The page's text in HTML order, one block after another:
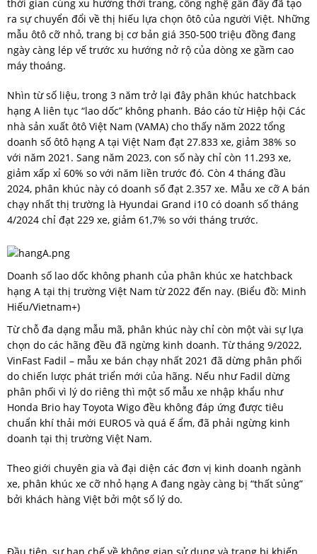
thời gian cùng xu hướng thời trang, công nghệ gần đây đã tạo
ra sự chuyển đổi về thị hiếu lựa chọn ôtô của người Việt. Những
mẫu ôtô cỡ nhỏ, trang bị cơ bản giá 350-500 triệu đồng đang
ngày càng lép vế trước xu hướng nở rộ của dòng xe gầm cao
máy thoáng.
Nhìn từ số liệu, trong 3 năm trở lại đây phân khúc hatchback
hạng A liên tục “lao dốc” không phanh. Báo cáo từ Hiệp hội Các
nhà sản xuất ôtô Việt Nam (VAMA) cho thấy năm 2022 tổng
doanh số ôtô hạng A tại Việt Nam đạt 27.833 xe, giảm 38% so
với năm 2021. Sang năm 2023, con số này chỉ còn 11.293 xe,
giảm xấp xỉ 60% so với năm liền trước đó. Còn 4 tháng đầu
2024, phân khúc này có doanh số đạt 2.357 xe. Mẫu xe cỡ A bán
chạy nhất thị trường là Hyundai Grand i10 có doanh số tháng
4/2024 chỉ đạt 229 xe, giảm 61,7% so với tháng trước.
Doanh số lao dốc không phanh của phân khúc xe hatchback
hạng A tại thị trường Việt Nam từ 2022 đến nay. (Biểu đồ: Minh
Hiếu/Vietnam+)
Từ chỗ đa dạng mẫu mã, phân khúc này chỉ còn một vài sự lựa
chọn do các hãng đều đã ngừng kinh doanh. Từ tháng 9/2022,
VinFast Fadil – mẫu xe bán chạy nhất 2021 đã dừng phân phối
do chiến lược phát triển mới của hãng. Nếu như Fadil dừng
phân phối vì lý do riêng thì một số mẫu xe nhập khẩu như
Honda Brio hay Toyota Wigo đều không đáp ứng được tiêu
chuẩn khí thải mới EURO5 và quá ế ẩm, đã phải ngừng kinh
doanh tại thị trường Việt Nam.
Theo giới chuyên gia và đại diện các đơn vị kinh doanh ngành
xe, phân khúc xe cỡ nhỏ hạng A đang ngày càng bị “thất sủng”
bởi khách hàng Việt bởi một số lý do.